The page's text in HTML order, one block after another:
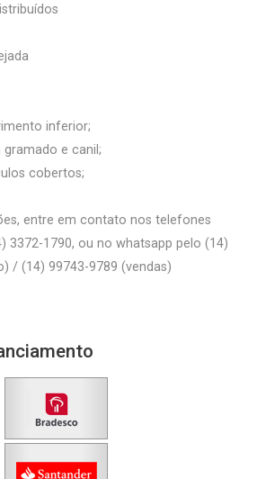
inferior;
e canil;
cobertos;
entre em contato nos telefones
3372-1790, ou no whatsapp pelo (14)
/ (14) 99743-9789 (vendas)